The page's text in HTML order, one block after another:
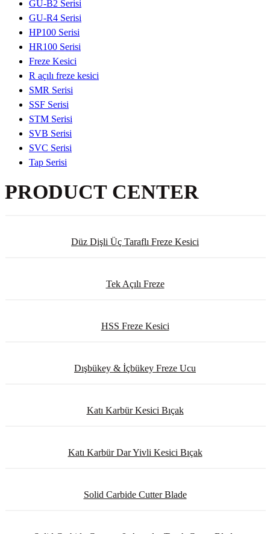
GU-B2 Serisi
GU-R4 Serisi
HP100 Serisi
HR100 Serisi
Freze Kesici
R açılı freze kesici
SMR Serisi
SSF Serisi
STM Serisi
SVB Serisi
SVC Serisi
Tap Serisi
PRODUCT CENTER
Düz Dişli Üç Taraflı Freze Kesici
Tek Açılı Freze
HSS Freze Kesici
Dışbükey & İçbükey Freze Ucu
Katı Karbür Kesici Bıçak
Katı Karbür Dar Yivli Kesici Bıçak
Solid Carbide Cutter Blade